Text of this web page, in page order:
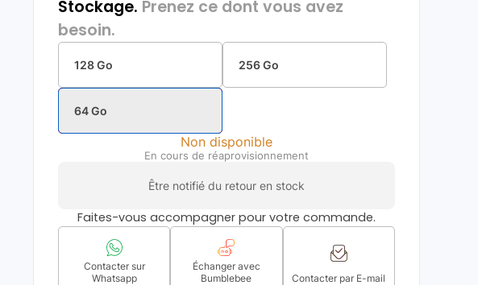
Stockage. Prenez ce dont vous avez
besoin.
128 Go 256 Go
64 Go
Non disponible
En cours de réaprovisionnement
Être notifié du retour en stock
Faites-vous accompagner pour votre commande.
Contacter sur
Whatsapp
Échanger avec
Bumblebee
Contacter par E-mail